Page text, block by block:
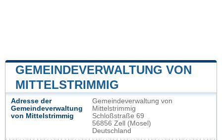
GEMEINDEVERWALTUNG VON
MITTELSTRIMMIG
Adresse der
Gemeindeverwaltung
von Mittelstrimmig
Gemeindeverwaltung von
Mittelstrimmig
Schloßstraße 69
56856 Zell (Mosel)
Deutschland